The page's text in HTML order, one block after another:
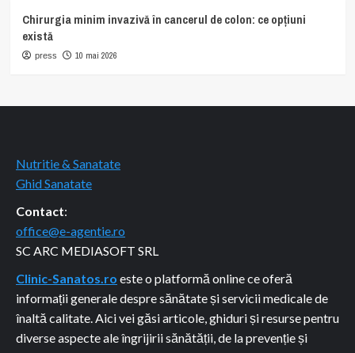
Chirurgia minim invazivă în cancerul de colon: ce opțiuni
există
press 10 mai 2026
Nutritie & Sanatate
Ghid Sanatate
Contact:
office@e-agentie.ro
SC ARC MEDIASOFT SRL
Clinic-Sanatos.ro este o platformă online ce oferă
informații generale despre sănătate și servicii medicale de
înaltă calitate. Aici vei găsi articole, ghiduri și resurse pentru
diverse aspecte ale îngrijirii sănătății, de la prevenție și